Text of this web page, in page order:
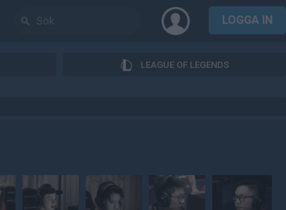
LOGGA IN
LEAGUE OF LEGENDS